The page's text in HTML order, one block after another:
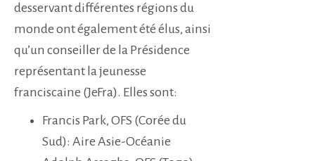
desservant différentes régions du
monde ont également été élus, ainsi
qu’un conseiller de la Présidence
représentant la jeunesse
franciscaine (JeFra). Elles sont:
Francis Park, OFS (Corée du
Sud): Aire Asie-Océanie